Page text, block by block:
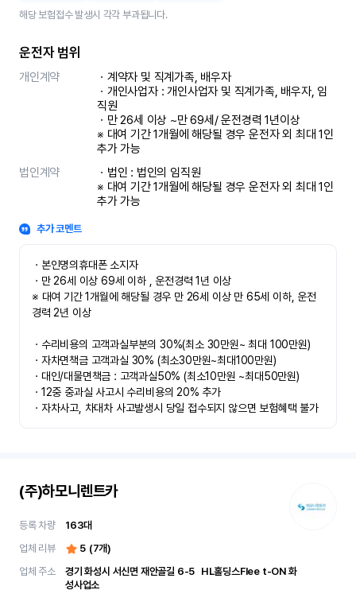
해당 보험접수 발생시 각각 부과됩니다.
운전자 범위
개인계약
ㆍ계약자 및 직계가족, 배우자
ㆍ개인사업자 : 개인사업자 및 직계가족, 배우자, 임
직원
ㆍ만 26세 이상 ~만 69세/ 운전경력 1년이상
※ 대여 기간 1개월에 해당될 경우 운전자 외 최대 1인
추가 가능
법인계약
ㆍ법인 : 법인의 임직원
※ 대여 기간 1개월에 해당될 경우 운전자 외 최대 1인
추가 가능
추가 코멘트
ㆍ본인명의휴대폰 소지자
ㆍ만 26세 이상 69세 이하 , 운전경력 1년 이상
※ 대여 기간 1개월에 해당될 경우 만 26세 이상 만 65세 이하, 운전
경력 2년 이상
ㆍ수리비용의 고객과실부분의 30%(최소 30만원~ 최대 100만원)
ㆍ자차면책금 고객과실 30% (최소30만원~최대100만원)
ㆍ대인/대물면책금 : 고객과실50% (최소10만원 ~최대50만원)
ㆍ12중 중과실 사고시 수리비용의 20% 추가
ㆍ자차사고, 차대차 사고발생시 당일 접수되지 않으면 보험혜택 불가
(주)하모니렌트카
등록 차량 163대
업체 리뷰
5 (7개)
업체 주소
경기 화성시 서신면 재안골길 6-5	 HL홀딩스Flee t-ON 화
성사업소